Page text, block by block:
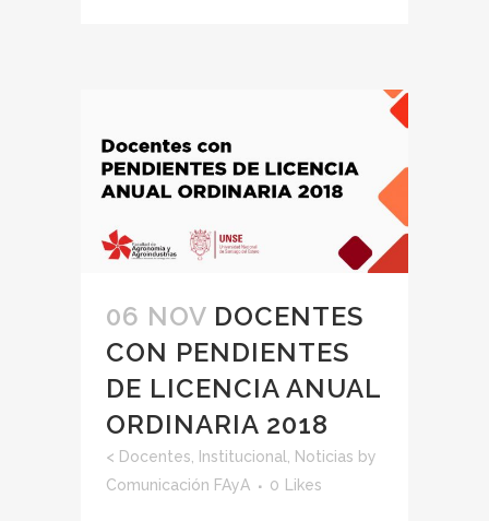
06 NOV DOCENTES
CON PENDIENTES
DE LICENCIA ANUAL
ORDINARIA 2018
< Docentes, Institucional, Noticias by
Comunicación FAyA
0 Likes